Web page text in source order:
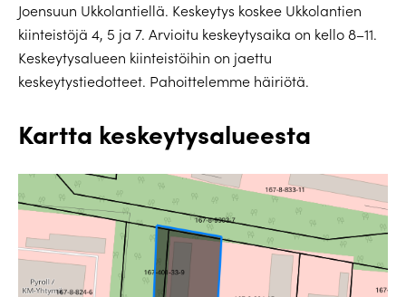
Joensuun Ukkolantiellä. Keskeytys koskee Ukkolantien
kiinteistöjä 4, 5 ja 7. Arvioitu keskeytysaika on kello 8–11.
Keskeytysalueen kiinteistöihin on jaettu
keskeytystiedotteet. Pahoittelemme häiriötä.
Kartta keskeytysalueesta